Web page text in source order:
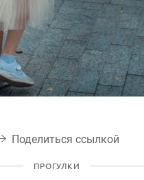
Поделиться ссылкой
ПРОГУЛКИ